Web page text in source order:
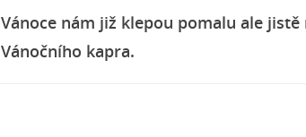
Vánoce nám již klepou pomalu ale
Vánočního kapra.